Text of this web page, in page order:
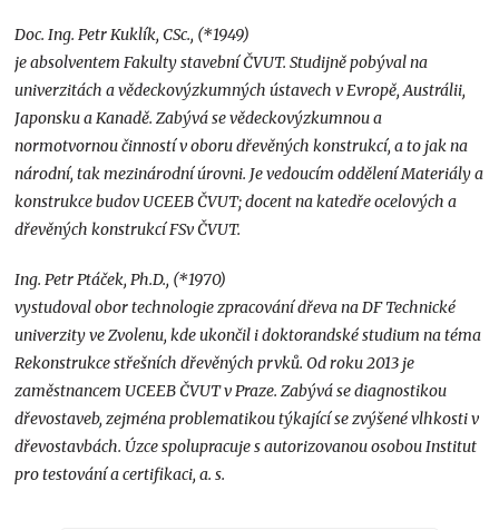
Doc. Ing. Petr Kuklík, CSc., (*1949)
je absolventem Fakulty stavební ČVUT. Studijně pobýval na
univerzitách a vědeckovýzkumných ústavech v Evropě, Austrálii,
Japonsku a Kanadě. Zabývá se vědeckovýzkumnou a
normotvornou činností v oboru dřevěných konstrukcí, a to jak na
národní, tak mezinárodní úrovni. Je vedoucím oddělení Materiály a
konstrukce budov UCEEB ČVUT; docent na katedře ocelových a
dřevěných konstrukcí FSv ČVUT.
Ing. Petr Ptáček, Ph.D., (*1970)
vystudoval obor technologie zpracování dřeva na DF Technické
univerzity ve Zvolenu, kde ukončil i doktorandské studium na téma
Rekonstrukce střešních dřevěných prvků. Od roku 2013 je
zaměstnancem UCEEB ČVUT v Praze. Zabývá se diagnostikou
dřevostaveb, zejména problematikou týkající se zvýšené vlhkosti v
dřevostavbách. Úzce spolupracuje s autorizovanou osobou Institut
pro testování a certifikaci, a. s.